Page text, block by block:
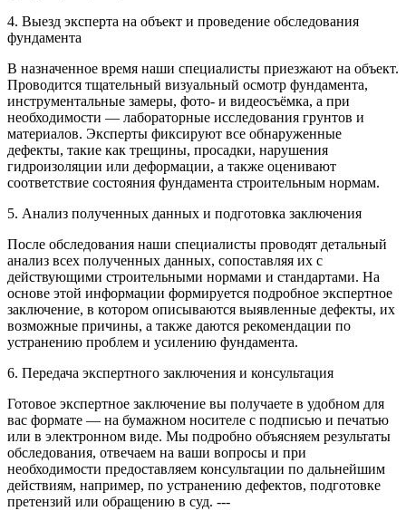
4. Выезд эксперта на объект и проведение обследования
фундамента
В назначенное время наши специалисты приезжают на объект.
Проводится тщательный визуальный осмотр фундамента,
инструментальные замеры, фото- и видеосъёмка, а при
необходимости — лабораторные исследования грунтов и
материалов. Эксперты фиксируют все обнаруженные
дефекты, такие как трещины, просадки, нарушения
гидроизоляции или деформации, а также оценивают
соответствие состояния фундамента строительным нормам.
5. Анализ полученных данных и подготовка заключения
После обследования наши специалисты проводят детальный
анализ всех полученных данных, сопоставляя их с
действующими строительными нормами и стандартами. На
основе этой информации формируется подробное экспертное
заключение, в котором описываются выявленные дефекты, их
возможные причины, а также даются рекомендации по
устранению проблем и усилению фундамента.
6. Передача экспертного заключения и консультация
Готовое экспертное заключение вы получаете в удобном для
вас формате — на бумажном носителе с подписью и печатью
или в электронном виде. Мы подробно объясняем результаты
обследования, отвечаем на ваши вопросы и при
необходимости предоставляем консультации по дальнейшим
действиям, например, по устранению дефектов, подготовке
претензий или обращению в суд. ---